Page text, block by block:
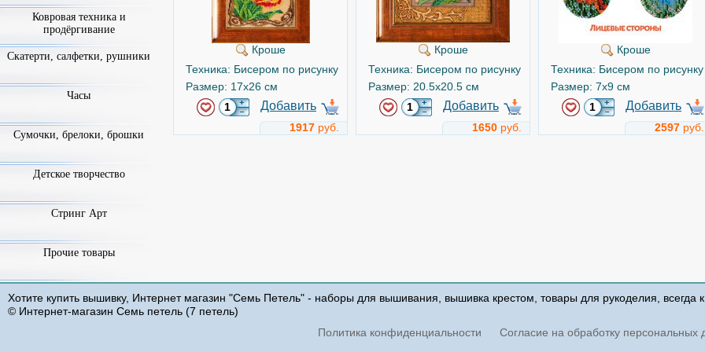
Кроше
Техника: Бисером по рисунку
Размер: 17x26 см
Добавить
1917 руб.
Кроше
Техника: Бисером по рисунку
Размер: 20.5x20.5 см
Добавить
1650 руб.
Кроше
Техника: Бисером по рисунку
Размер: 7x9 см
Добавить
2597 руб.
Ковровая техника и
продёргивание
Скатерти, салфетки, рушники
Часы
Сумочки, брелоки, брошки
Детское творчество
Стринг Арт
Прочие товары
Хотите купить вышивку, Интернет магазин "Семь Петель" - наборы для вышивания, вышивка крестом, товары для рукоделия, всегда
© Интернет-магазин Семь петель (7 петель)
Политика конфиденциальности
Согласие на обработку персональных